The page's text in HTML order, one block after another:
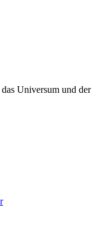
Universum und der